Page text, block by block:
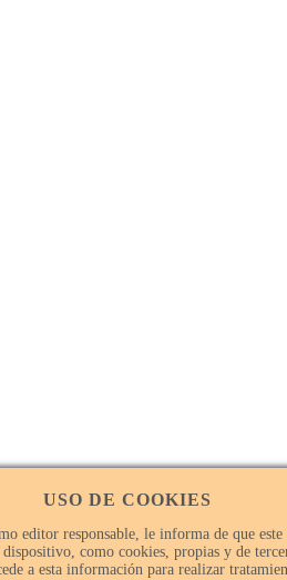
USO DE COOKIES
editor responsable, le informa de que este
como cookies, propias y de
a esta información para realizar